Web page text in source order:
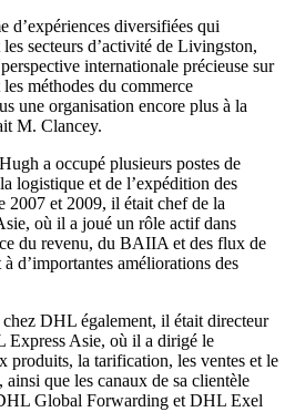
d’expériences diversifiées qui
secteurs d’activité de Livingston,
internationale précieuse sur
méthodes du commerce
une organisation encore plus à la
M. Clancey.
a occupé plusieurs postes de
logistique et de l’expédition des
2007 et 2009, il était chef de la
où il a joué un rôle actif dans
du revenu, du BAIIA et des flux de
d’importantes améliorations des
DHL également, il était directeur
Express Asie, où il a dirigé le
produits, la tarification, les ventes et le
que les canaux de sa clientèle
Global Forwarding et DHL Exel